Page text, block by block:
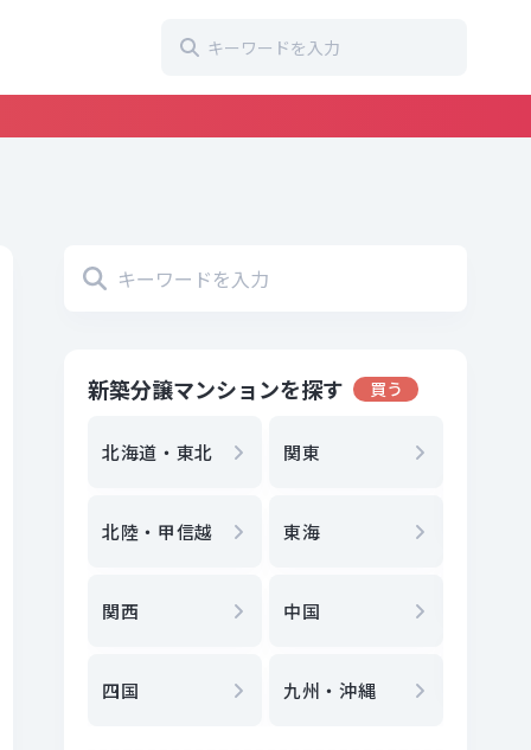
新築分譲マンションを探す 買う
北海道・東北 関東
北陸・甲信越 東海
関西 中国
四国 九州・沖縄